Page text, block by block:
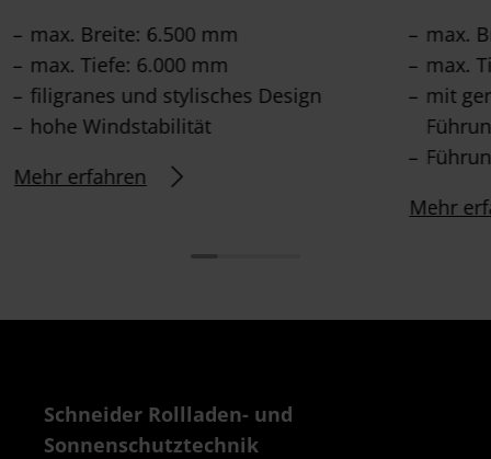
max. Breite: 6.500 mm
max. Tiefe: 6.000 mm
filigranes und stylisches Design
hohe Windstabilität
Mehr erfahren
max.
max.
mit
Mehr
Schneider Rollladen- und
Sonnenschutztechnik